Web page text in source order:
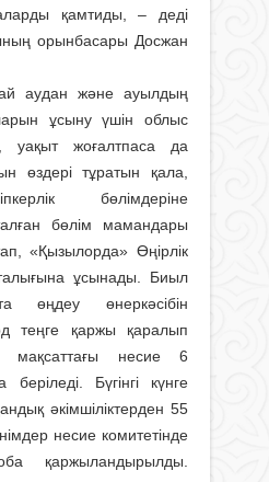
қамтиды, – деді
орынбасары Досжан
аудан және ауылдың
ұсыну үшін облыс
уақыт жоғалтпаса да
өздері тұратын қала,
бөлімдеріне
бөлім мамандары
«Қызылорда» Өңірлік
ұсынады. Биыл
өңдеу өнеркәсібін
теңге қаржы қаралып
мақсаттағы несие 6
Бүгінгі күнге
әкімшіліктерден 55
несие комитетінде
қаржыландырылды.